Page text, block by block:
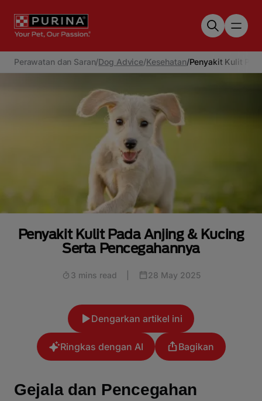
Perawatan dan Saran/Dog Advice/Kesehatan/Penyakit Kulit
Penyakit Kulit Pada Anjing & Kucing
Serta Pencegahannya
3 mins read 28 May 2025
Dengarkan artikel ini
Ringkas dengan AI Bagikan
Gejala dan Pencegahan